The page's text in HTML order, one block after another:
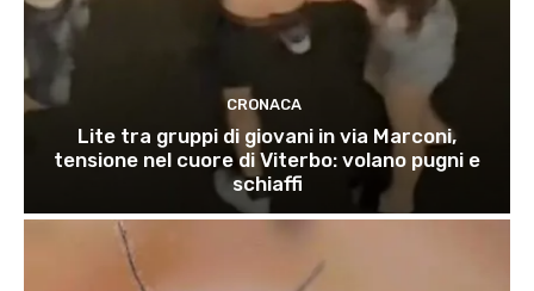
CRONACA
Lite tra gruppi di giovani in via Marconi,
tensione nel cuore di Viterbo: volano pugni e
schiaffi